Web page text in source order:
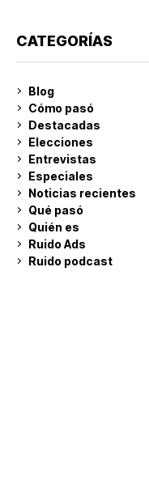
CATEGORÍAS
Blog
Cómo pasó
Destacadas
Elecciones
Entrevistas
Especiales
Noticias recientes
Qué pasó
Quién es
Ruido Ads
Ruido podcast